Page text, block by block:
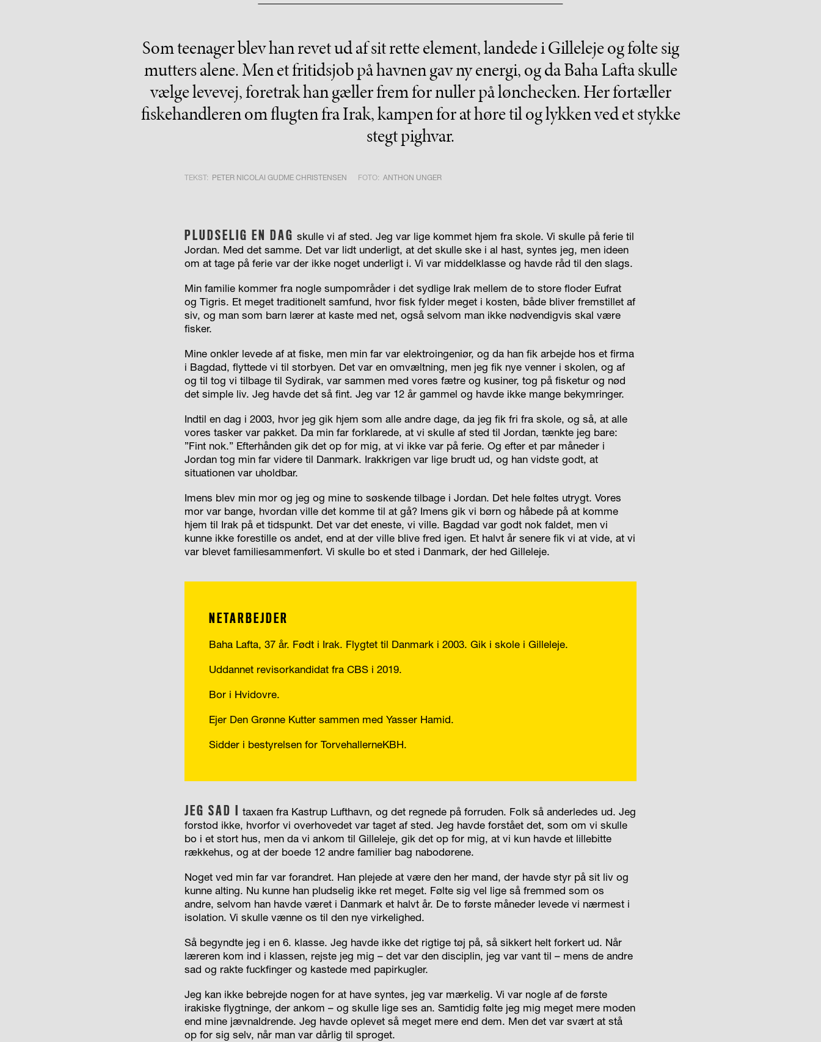
Som teenager blev han revet ud af sit rette element, landede i Gilleleje og følte sig
mutters alene. Men et fritidsjob på havnen gav ny energi, og da Baha Lafta skulle
vælge levevej, foretrak han gæller frem for nuller på lønchecken. Her fortæller
fiskehandleren om flugten fra Irak, kampen for at høre til og lykken ved et stykke
stegt pighvar.
TEKST: PETER NICOLAI GUDME CHRISTENSEN FOTO: ANTHON UNGER
PLUDSELIG EN DAG skulle vi af sted. Jeg var lige kommet hjem fra skole. Vi skulle på ferie til
Jordan. Med det samme. Det var lidt underligt, at det skulle ske i al hast, syntes jeg, men ideen
om at tage på ferie var der ikke noget underligt i. Vi var middelklasse og havde råd til den slags.
Min familie kommer fra nogle sumpområder i det sydlige Irak mellem de to store floder Eufrat
og Tigris. Et meget traditionelt samfund, hvor fisk fylder meget i kosten, både bliver fremstillet af
siv, og man som barn lærer at kaste med net, også selvom man ikke nødvendigvis skal være
fisker.
Mine onkler levede af at fiske, men min far var elektroingeniør, og da han fik arbejde hos et firma
i Bagdad, flyttede vi til storbyen. Det var en omvæltning, men jeg fik nye venner i skolen, og af
og til tog vi tilbage til Sydirak, var sammen med vores fætre og kusiner, tog på fisketur og nød
det simple liv. Jeg havde det så fint. Jeg var 12 år gammel og havde ikke mange bekymringer.
Indtil en dag i 2003, hvor jeg gik hjem som alle andre dage, da jeg fik fri fra skole, og så, at alle
vores tasker var pakket. Da min far forklarede, at vi skulle af sted til Jordan, tænkte jeg bare:
”Fint nok.” Efterhånden gik det op for mig, at vi ikke var på ferie. Og efter et par måneder i
Jordan tog min far videre til Danmark. Irakkrigen var lige brudt ud, og han vidste godt, at
situationen var uholdbar.
Imens blev min mor og jeg og mine to søskende tilbage i Jordan. Det hele føltes utrygt. Vores
mor var bange, hvordan ville det komme til at gå? Imens gik vi børn og håbede på at komme
hjem til Irak på et tidspunkt. Det var det eneste, vi ville. Bagdad var godt nok faldet, men vi
kunne ikke forestille os andet, end at der ville blive fred igen. Et halvt år senere fik vi at vide, at vi
var blevet familiesammenført. Vi skulle bo et sted i Danmark, der hed Gilleleje.
NETARBEJDER
Baha Lafta, 37 år. Født i Irak. Flygtet til Danmark i 2003. Gik i skole i Gilleleje.
Uddannet revisorkandidat fra CBS i 2019.
Bor i Hvidovre.
Ejer Den Grønne Kutter sammen med Yasser Hamid.
Sidder i bestyrelsen for TorvehallerneKBH.
JEG SAD I
taxaen fra Kastrup Lufthavn, og det regnede på forruden. Folk så anderledes ud. Jeg
forstod ikke, hvorfor vi overhovedet var taget af sted. Jeg havde forstået det, som om vi skulle
bo i et stort hus, men da vi ankom til Gilleleje, gik det op for mig, at vi kun havde et lillebitte
rækkehus, og at der boede 12 andre familier bag nabodørene.
Noget ved min far var forandret. Han plejede at være den her mand, der havde styr på sit liv og
kunne alting. Nu kunne han pludselig ikke ret meget. Følte sig vel lige så fremmed som os
andre, selvom han havde været i Danmark et halvt år. De to første måneder levede vi nærmest i
isolation. Vi skulle vænne os til den nye virkelighed.
Så begyndte jeg i en 6. klasse. Jeg havde ikke det rigtige tøj på, så sikkert helt forkert ud. Når
læreren kom ind i klassen, rejste jeg mig – det var den disciplin, jeg var vant til – mens de andre
sad og rakte fuckfinger og kastede med papirkugler.
Jeg kan ikke bebrejde nogen for at have syntes, jeg var mærkelig. Vi var nogle af de første
irakiske flygtninge, der ankom – og skulle lige ses an. Samtidig følte jeg mig meget mere moden
end mine jævnaldrende. Jeg havde oplevet så meget mere end dem. Men det var svært at stå
op for sig selv, når man var dårlig til sproget.